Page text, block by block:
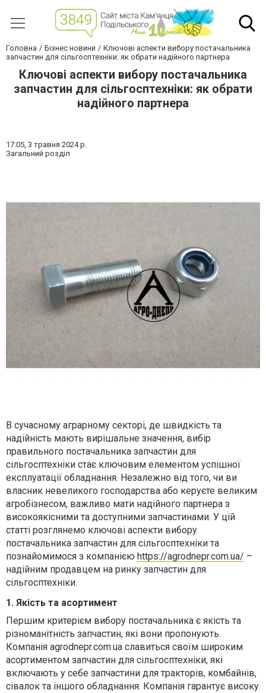
Головна Бізнес новини
Ключові аспекти вибору постачальника
запчастин для сільгосптехніки: як обрати надійного партнера
Ключові аспекти вибору постачальника
запчастин для сільгосптехніки: як обрати
надійного партнера
17:05, 3 травня 2024 р.
Загальний розділ
В сучасному аграрному секторі, де швидкість та
надійність мають вирішальне значення, вибір
правильного постачальника запчастин для
сільгосптехніки стає ключовим елементом успішної
експлуатації обладнання. Незалежно від того, чи ви
власник невеликого господарства або керуєте великим
агробізнесом, важливо мати надійного партнера з
високоякісними та доступними запчастинами. У цій
статті розглянемо ключові аспекти вибору
постачальника запчастин для сільгосптехніки та
познайомимося з компанією https://agrodnepr.com.ua/ –
надійним продавцем на ринку запчастин для
сільгосптехніки.
1. Якість та асортимент
Першим критерієм вибору постачальника є якість та
різноманітність запчастин, які вони пропонують.
Компанія agrodnepr.com.ua славиться своїм широким
асортиментом запчастин для сільгосптехніки, які
включають у себе запчастини для тракторів, комбайнів,
сівалок та іншого обладнання. Компанія гарантує високу